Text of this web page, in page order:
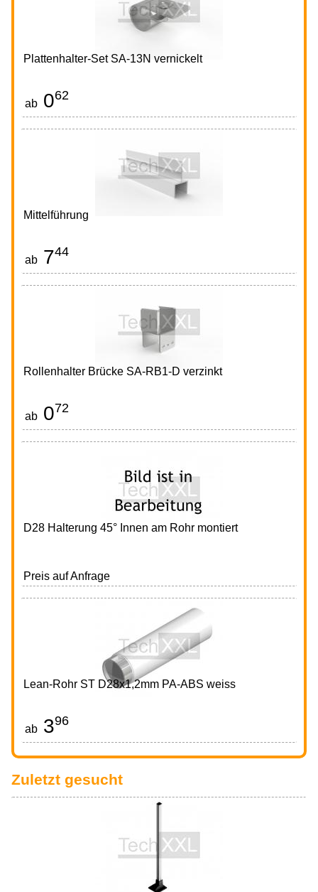
Plattenhalter-Set SA-13N vernickelt
ab 062
Mittelführung
ab 744
Rollenhalter Brücke SA-RB1-D verzinkt
ab 072
D28 Halterung 45° Innen am Rohr montiert
Preis auf Anfrage
Lean-Rohr ST D28x1,2mm PA-ABS weiss
ab 396
Zuletzt gesucht